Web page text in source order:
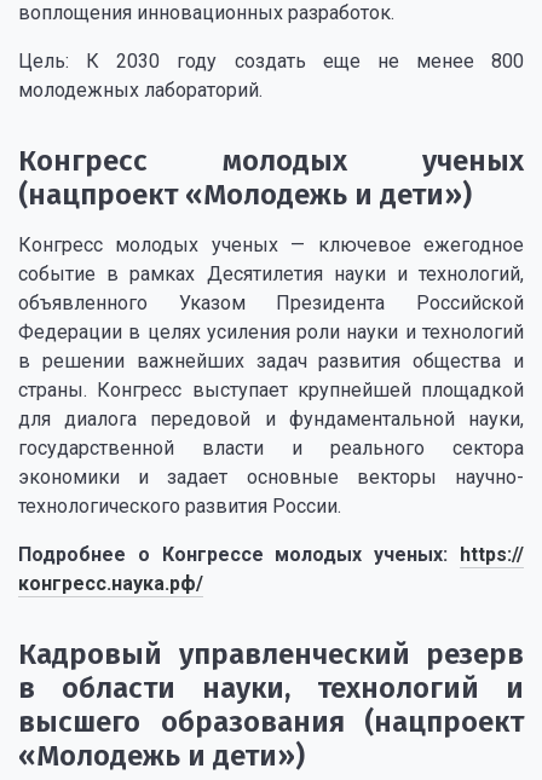
воплощения инновационных разработок.
Цель: К 2030 году создать еще не менее 800
молодежных лабораторий.
Конгресс молодых ученых
(нацпроект «Молодежь и дети»)
Конгресс молодых ученых — ключевое ежегодное
событие в рамках Десятилетия науки и технологий,
объявленного Указом Президента Российской
Федерации в целях усиления роли науки и технологий
в решении важнейших задач развития общества и
страны. Конгресс выступает крупнейшей площадкой
для диалога передовой и фундаментальной науки,
государственной власти и реального сектора
экономики и задает основные векторы научно-
технологического развития России.
Подробнее о Конгрессе молодых ученых: https://
конгресс.наука.рф/
Кадровый управленческий резерв
в области науки, технологий и
высшего образования (нацпроект
«Молодежь и дети»)